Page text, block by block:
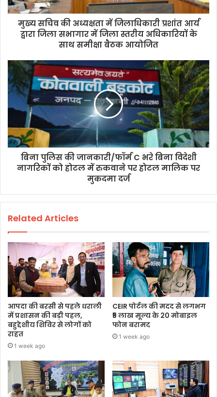
मुख्य सचिव की अध्यक्षता में जिलाधिकारी प्रशांत आर्य
द्वारा जिला सभागार में जिला स्तरीय अधिकारियों के
साथ समीक्षा बैठक आयोजित
बिना पुलिस की जानकारी/फॉर्म C भरे बिना विदेशी
नागरिकों को होटल में रुकवाने पर होटल मालिक पर
मुकदमा दर्ज
Related Articles
आपदा की बरसी से पहले धराली
में प्रशासन की बड़ी पहल,
बहुद्देशीय शिविर से लोगों को
राहत
1 week ago
CEIR पोर्टल की मदद से लगभग
₹5 लाख मूल्य के 20 मोबाइल
फोन बरामद
1 week ago